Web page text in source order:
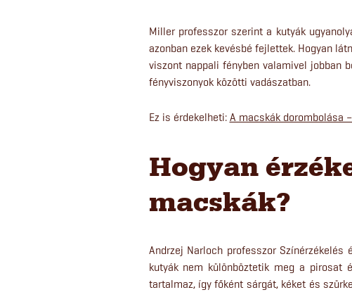
Miller professzor szerint a kutyák
azonban ezek kevésbé fejlettek. Hogyan
viszont nappali fényben valamivel jobban
fényviszonyok közötti vadászatban.
Ez is érdekelheti: A macskák dorombolása
Hogyan
macskák?
Andrzej Narloch professzor
kutyák nem különböztetik meg a pirosat
tartalmaz, így főként sárgát, kéket és